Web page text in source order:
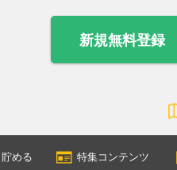
新規無料登録
める 特集コンテンツ